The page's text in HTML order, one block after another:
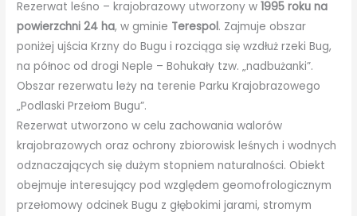
Rezerwat leśno – krajobrazowy utworzony w1995 roku na
powierzchni 24 ha, w gminie Terespol. Zajmuje obszar
poniżej ujścia Krzny do Bugu i rozciąga się wzdłuż rzeki Bug,
na północ od drogi Neple – Bohukały tzw. „nadbużanki”.
Obszar rezerwatu leży na terenie Parku Krajobrazowego
„Podlaski Przełom Bugu”.
Rezerwat utworzono w celu zachowania walorów
krajobrazowych oraz ochrony zbiorowisk leśnych i wodnych
odznaczających się dużym stopniem naturalności. Obiekt
obejmuje interesujący pod względem geomofrologicznym
przełomowy odcinek Bugu z głębokimi jarami, stromym